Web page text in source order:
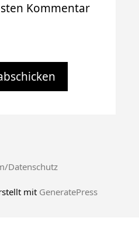
Kommentar
Datenschutz
mit GeneratePress